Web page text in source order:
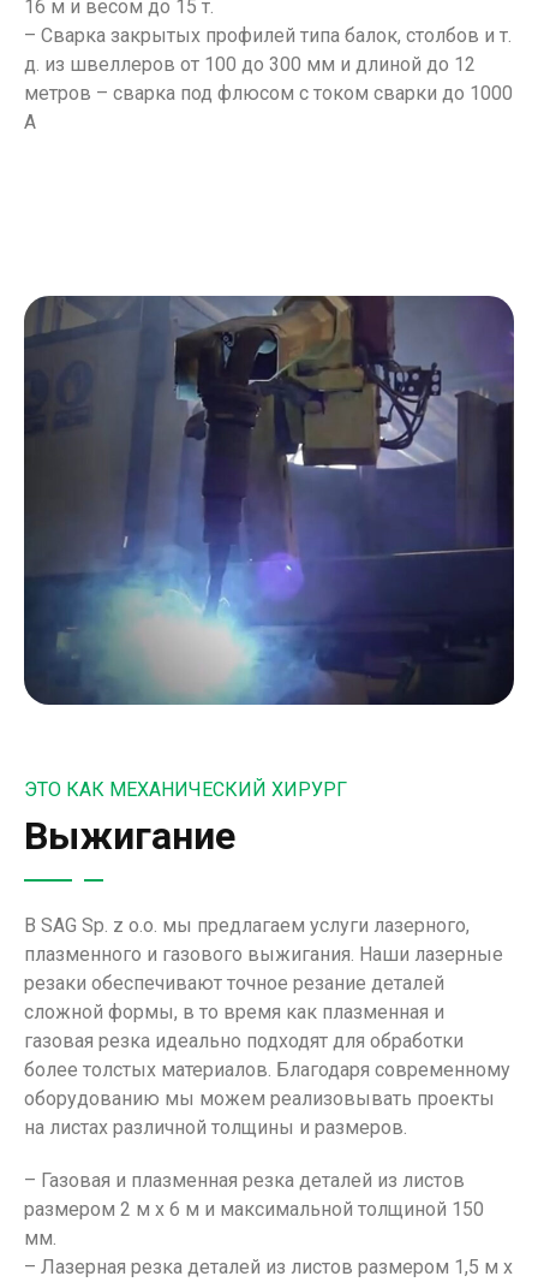
16 м и весом до 15 т.
– Сварка закрытых профилей типа балок, столбов и т.
д. из швеллеров от 100 до 300 мм и длиной до 12
метров – сварка под флюсом с током сварки до 1000
А
ЭТО КАК МЕХАНИЧЕСКИЙ ХИРУРГ
Выжигание
В SAG Sp. z o.o. мы предлагаем услуги лазерного,
плазменного и газового выжигания. Наши лазерные
резаки обеспечивают точное резание деталей
сложной формы, в то время как плазменная и
газовая резка идеально подходят для обработки
более толстых материалов. Благодаря современному
оборудованию мы можем реализовывать проекты
на листах различной толщины и размеров.
– Газовая и плазменная резка деталей из листов
размером 2 м x 6 м и максимальной толщиной 150
мм.
– Лазерная резка деталей из листов размером 1,5 м x